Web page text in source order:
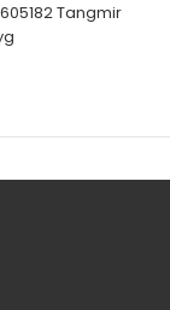
Tangmir